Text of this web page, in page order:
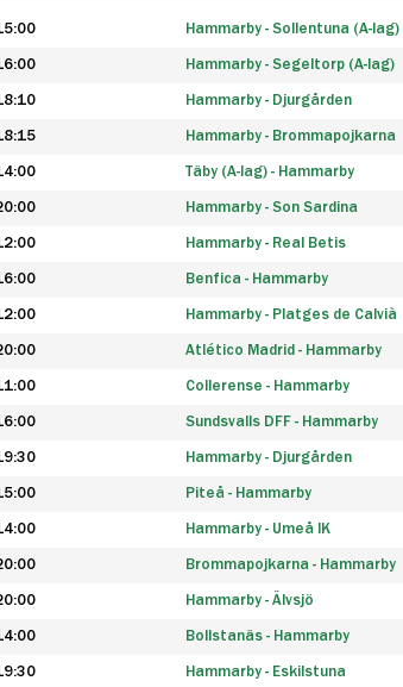
Hammarby - Sollentuna (A-lag)
Hammarby - Segeltorp (A-lag)
Hammarby - Djurgården
Hammarby - Brommapojkarna
Täby (A-lag) - Hammarby
Hammarby - Son Sardina
Hammarby - Real Betis
Benfica - Hammarby
Hammarby - Platges de Calvià
Atlético Madrid - Hammarby
Collerense - Hammarby
Sundsvalls DFF - Hammarby
Hammarby - Djurgården
Piteå - Hammarby
Hammarby - Umeå IK
Brommapojkarna - Hammarby
Hammarby - Älvsjö
Bollstanäs - Hammarby
Hammarby - Eskilstuna